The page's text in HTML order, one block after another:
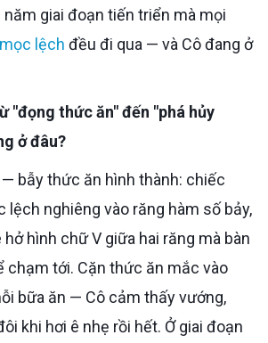
giai đoạn tiến triển mà mọi
lệch đều đi qua — và Cô đang ở
ở đâu?
lệch nghiêng vào răng hàm số bảy,
hình chữ V giữa hai răng mà bàn
chạm tới. Cặn thức ăn mắc vào
bữa ăn — Cô cảm thấy vướng,
khi hơi ê nhẹ rồi hết. Ở giai đoạn